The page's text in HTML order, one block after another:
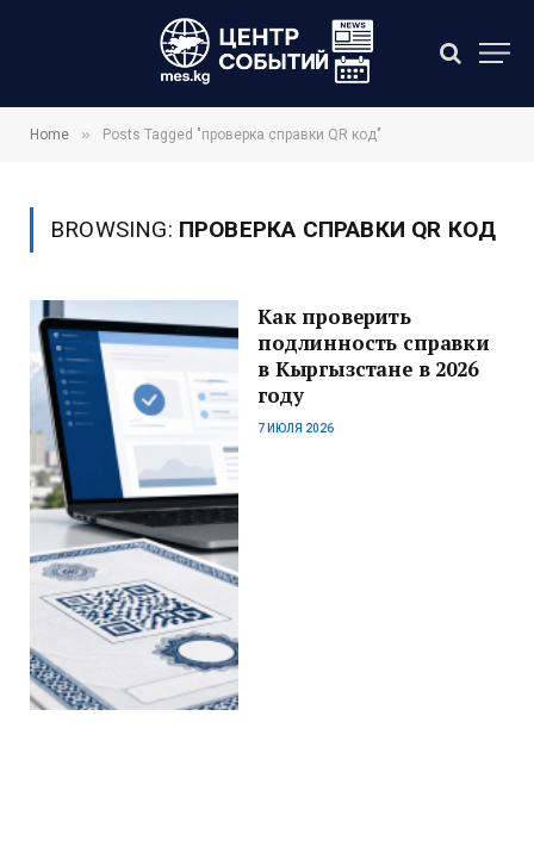
Home » Posts Tagged "проверка справки QR код"
BROWSING: ПРОВЕРКА СПРАВКИ QR КОД
Как проверить
подлинность справки
в Кыргызстане в 2026
году
7 ИЮЛЯ 2026